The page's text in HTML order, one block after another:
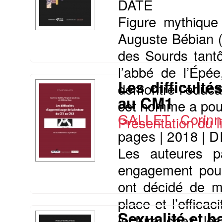
DATE
Figure
Auguste Bébian
des Sourds
l’abbé de
démontré
cet homme a
Présentation du
Les
au CM1
GALLET
pages | 2018 |
Les auteures
engagement
ont décidé de
place et